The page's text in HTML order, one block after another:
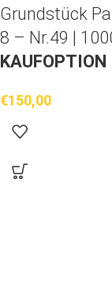
Grundstück
8 – Nr.49 |
KAUFOPTION
€150,00